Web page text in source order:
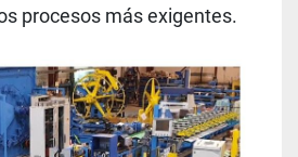
procesos más exigentes.